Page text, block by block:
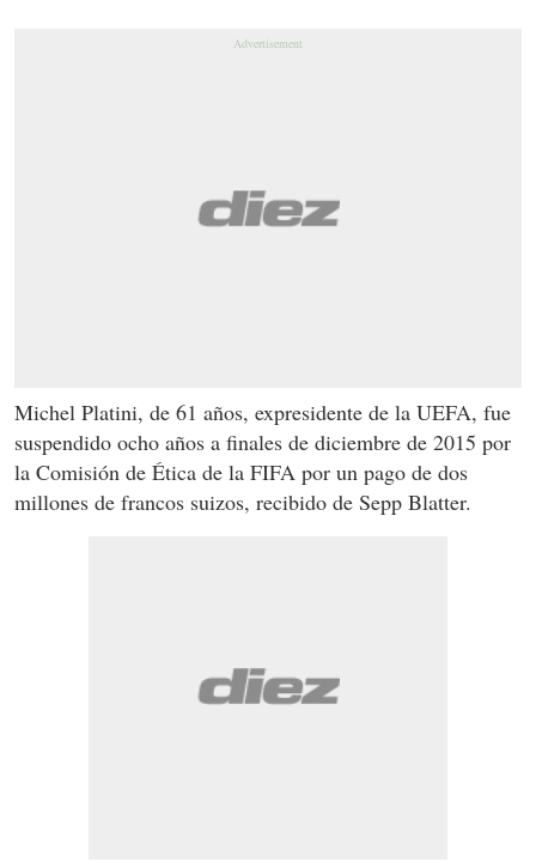
Michel Platini, de 61 años, expresidente de la UEFA, fue
suspendido ocho años a finales de diciembre de 2015 por
la Comisión de Ética de la FIFA por un pago de dos
millones de francos suizos, recibido de Sepp Blatter.